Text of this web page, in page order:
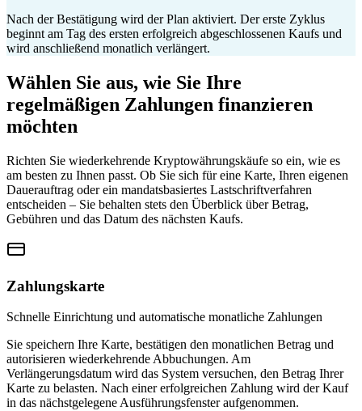
Nach der Bestätigung wird der Plan aktiviert. Der erste Zyklus
beginnt am Tag des ersten erfolgreich abgeschlossenen Kaufs und
wird anschließend monatlich verlängert.
Wählen Sie aus, wie Sie Ihre
regelmäßigen Zahlungen finanzieren
möchten
Richten Sie wiederkehrende Kryptowährungskäufe so ein, wie es
am besten zu Ihnen passt. Ob Sie sich für eine Karte, Ihren eigenen
Dauerauftrag oder ein mandatsbasiertes Lastschriftverfahren
entscheiden – Sie behalten stets den Überblick über Betrag,
Gebühren und das Datum des nächsten Kaufs.
Zahlungskarte
Schnelle Einrichtung und automatische monatliche Zahlungen
Sie speichern Ihre Karte, bestätigen den monatlichen Betrag und
autorisieren wiederkehrende Abbuchungen. Am
Verlängerungsdatum wird das System versuchen, den Betrag Ihrer
Karte zu belasten. Nach einer erfolgreichen Zahlung wird der Kauf
in das nächstgelegene Ausführungsfenster aufgenommen.